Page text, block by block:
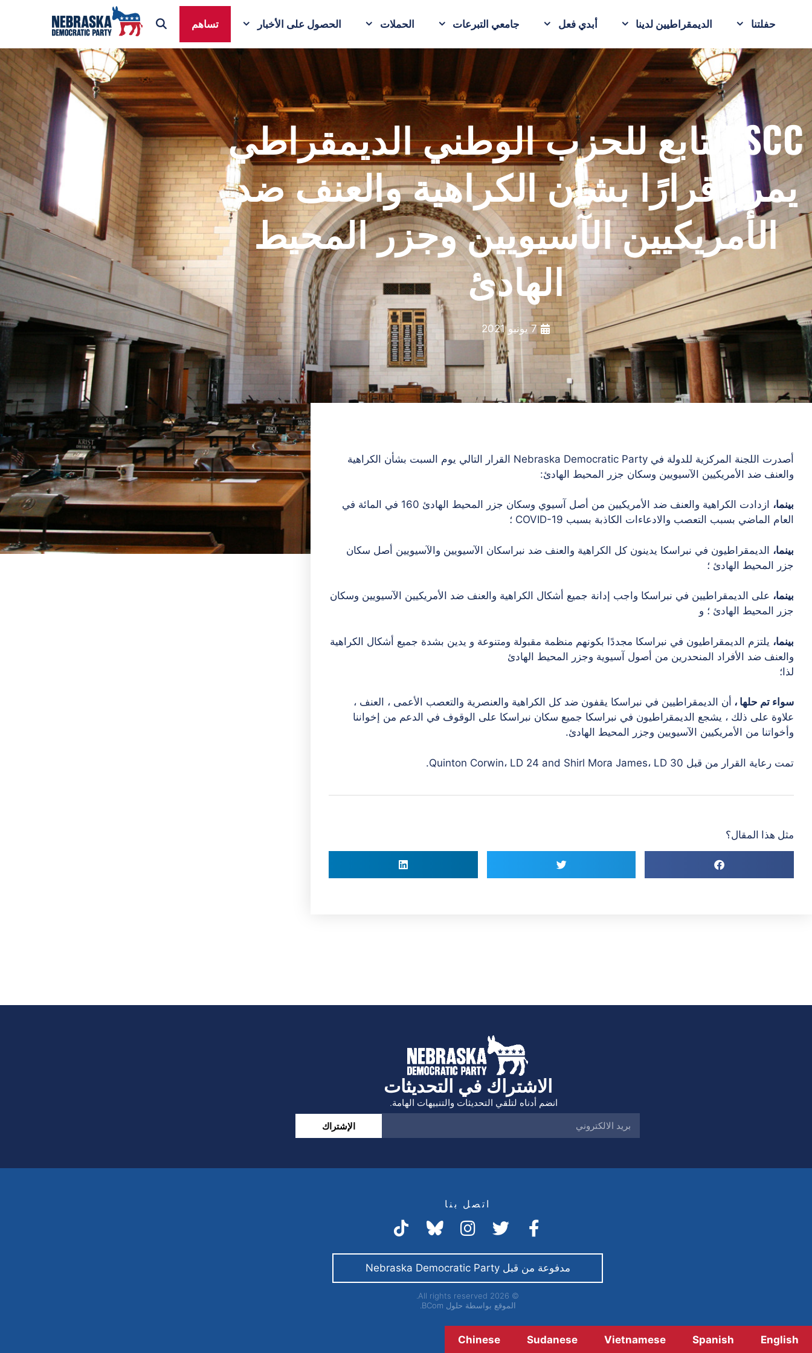
حفلتنا الديمقراطيين لدينا أبدي فعل جامعي التبرعات الحملات الحصول على الأخبار تساهم
SCC التابع للحزب الوطني الديمقراطي
يمرر قرارًا بشأن الكراهية والعنف ضد
الأمريكيين الآسيويين وجزر المحيط
الهادئ
7 يونيو 2021
أصدرت اللجنة المركزية للدولة في Nebraska Democratic Party القرار التالي يوم السبت بشأن الكراهية
والعنف ضد الأمريكيين الآسيويين وسكان جزر المحيط الهادئ:
بينما، ازدادت الكراهية والعنف ضد الأمريكيين من أصل آسيوي وسكان جزر المحيط الهادئ
160 في المائة في
العام الماضي بسبب التعصب والادعاءات الكاذبة بسبب COVID-19 ؛
بينما، الديمقراطيون في نبراسكا يدينون كل الكراهية والعنف ضد نبراسكان الآسيويين والآسيويين أصل سكان
جزر المحيط الهادئ ؛
بينما، على الديمقراطيين في نبراسكا واجب إدانة جميع أشكال الكراهية والعنف ضد الأمريكيين الآسيويين وسكان
جزر المحيط الهادئ ؛ و
بينما، يلتزم الديمقراطيون في نبراسكا مجددًا بكونهم منظمة مقبولة ومتنوعة و يدين بشدة جميع أشكال الكراهية
والعنف ضد الأفراد المنحدرين من أصول آسيوية وجزر المحيط الهادئ
لذا؛
سواء تم حلها ، أن الديمقراطيين في نبراسكا يقفون ضد كل الكراهية والعنصرية والتعصب الأعمى ، العنف ،
علاوة على ذلك ، يشجع الديمقراطيون في نبراسكا جميع سكان نبراسكا على الوقوف في الدعم من إخواننا
وأخواتنا من الأمريكيين الآسيويين وجزر المحيط الهادئ.
تمت رعاية القرار من قبل Quinton Corwin، LD 24 and Shirl Mora James، LD 30.
مثل هذا المقال؟
الاشتراك في التحديثات
انضم أدناه لتلقي التحديثات والتنبيهات الهامة.
الإشتراك
اتصل بنا
مدفوعة من قبل Nebraska Democratic Party
© 2026 All rights reserved.
الموقع بواسطة حلول BCom.
English
Spanish
Vietnamese
Sudanese
Chinese